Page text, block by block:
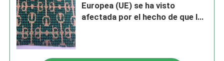
Europea (UE) se ha visto
afectada por el hecho de que la